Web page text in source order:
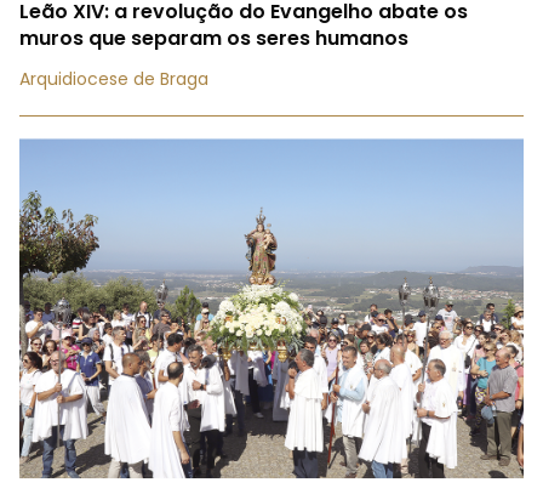
Leão XIV: a revolução do Evangelho abate os
muros que separam os seres humanos
Arquidiocese de Braga